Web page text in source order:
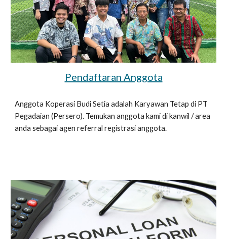
Pendaftaran Anggota
Anggota Koperasi Budi Setia adalah Karyawan Tetap di PT
Pegadaian (Persero). Temukan anggota kami di kanwil / area
anda sebagai agen referral registrasi anggota.